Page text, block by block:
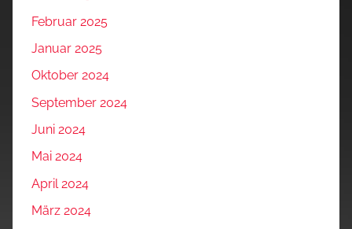
Februar 2025
Januar 2025
Oktober 2024
September 2024
Juni 2024
Mai 2024
April 2024
März 2024